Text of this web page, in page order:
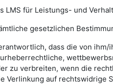
LMS für Leistungs- und
gesetzlichen
dass die von
zu verbreiten, wenn die
Verlinkung auf